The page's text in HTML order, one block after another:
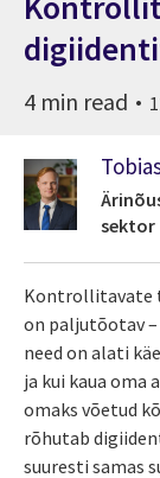
4 min read
sektor
Kontrollitavate
on paljutõotav
need on alati
ja kui kaua oma
omaks võetud
rõhutab
suuresti samas